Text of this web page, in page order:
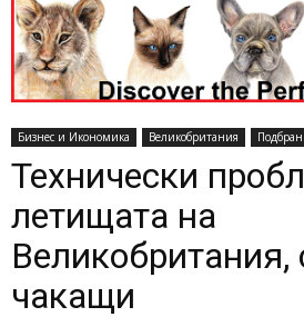
Бизнес и Икономика Великобритания
Технически
летищата на
Великобритания,
чакащи